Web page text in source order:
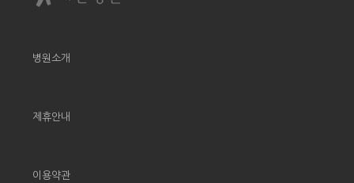
병원소개
제휴안내
이용약관